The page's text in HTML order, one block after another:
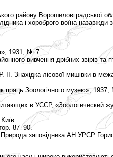
району Ворошиловградської
і хороброго воїна назавжди
1931, № 7.
вивчення дрібних звірів та
II. Знахідка лісової мишівки в
праць Зоологічного музею»,
в УССР, «Зоологический
87–90.
Природа заповідника АН УРСР